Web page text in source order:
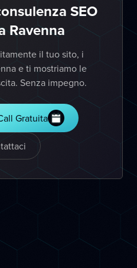
SEO
Ravenna
il tuo sito, i
e ti mostriamo le
Senza impegno.
Gratuita